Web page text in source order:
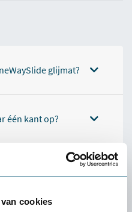
cookies
glijmat?
één kant op?